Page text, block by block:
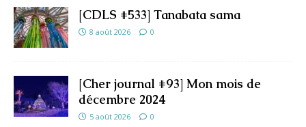
[CDLS #533] Tanabata sama
8 août 2026 0
[Cher journal #93] Mon mois de
décembre 2024
5 août 2026 0